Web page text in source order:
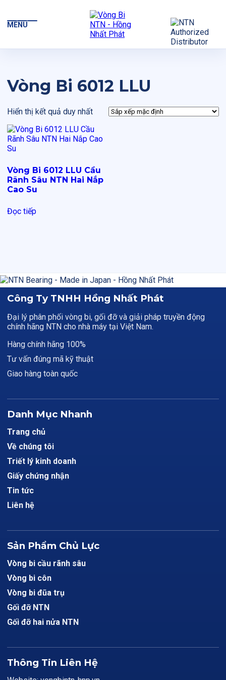
MENU
Vòng Bi 6012 LLU
Hiển thị kết quả duy nhất
Vòng Bi 6012 LLU Cầu
Rãnh Sâu NTN Hai Nắp
Cao Su
Đọc tiếp
Công Ty TNHH Hồng Nhất Phát
Đại lý phân phối vòng bi, gối đỡ và giải pháp truyền động
chính hãng NTN cho nhà máy tại Việt Nam.
Hàng chính hãng 100%
Tư vấn đúng mã kỹ thuật
Giao hàng toàn quốc
Danh Mục Nhanh
Trang chủ
Về chúng tôi
Triết lý kinh doanh
Giấy chứng nhận
Tin tức
Liên hệ
Sản Phẩm Chủ Lực
Vòng bi cầu rãnh sâu
Vòng bi côn
Vòng bi đũa trụ
Gối đỡ NTN
Gối đỡ hai nửa NTN
Thông Tin Liên Hệ